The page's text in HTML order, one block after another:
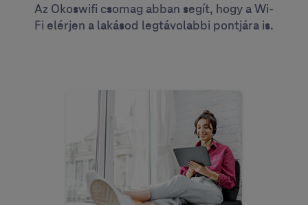
Az Okoswifi csomag abban segít, hogy a Wi-
Fi elérjen a lakásod legtávolabbi pontjára is.